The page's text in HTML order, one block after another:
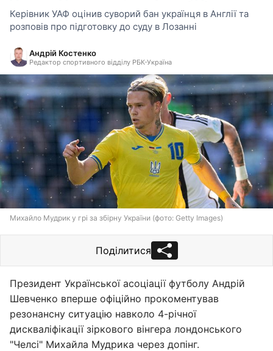
Керівник УАФ оцінив суворий бан українця в Англії та
розповів про підготовку до суду в Лозанні
Андрій Костенко
Редактор спортивного відділу РБК-Україна
Михайло Мудрик у грі за збірну України (фото: Getty Images)
Поділитися
Президент Української асоціації футболу Андрій
Шевченко вперше офіційно прокоментував
резонансну ситуацію навколо 4-річної
дискваліфікації зіркового вінгера лондонського
"Челсі" Михайла Мудрика через допінг.